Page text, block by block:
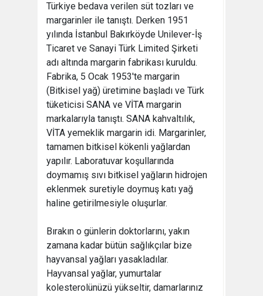
Türkiye bedava verilen süt tozları ve
margarinler ile tanıştı. Derken 1951
yılında İstanbul Bakırköyde Unilever-İş
Ticaret ve Sanayi Türk Limited Şirketi
adı altında margarin fabrikası kuruldu.
Fabrika, 5 Ocak 1953'te margarin
(Bitkisel yağ) üretimine başladı ve Türk
tüketicisi SANA ve VİTA margarin
markalarıyla tanıştı. SANA kahvaltılık,
VİTA yemeklik margarin idi. Margarinler,
tamamen bitkisel kökenli yağlardan
yapılır. Laboratuvar koşullarında
doymamış sıvı bitkisel yağların hidrojen
eklenmek suretiyle doymuş katı yağ
haline getirilmesiyle oluşurlar.
Bırakın o günlerin doktorlarını, yakın
zamana kadar bütün sağlıkçılar bize
hayvansal yağları yasakladılar.
Hayvansal yağlar, yumurtalar
kolesterolünüzü yükseltir, damarlarınız